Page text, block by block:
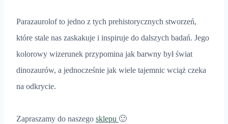
Parazaurolof to jedno z tych prehistorycznych stworzeń,
które stale nas zaskakuje i inspiruje do dalszych badań. Jego
kolorowy wizerunek przypomina jak barwny był świat
dinozaurów, a jednocześnie jak wiele tajemnic wciąż czeka
na odkrycie.
Zapraszamy do naszego sklepu 🙂